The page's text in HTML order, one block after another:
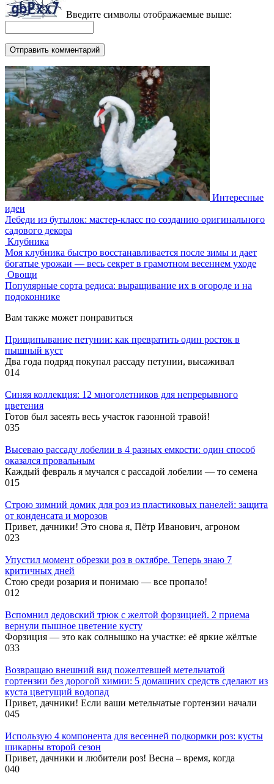
Введите символы отображаемые выше:
Интересные
идеи
Лебеди из бутылок: мастер-класс по созданию оригинального
садового декора
Клубника
Моя клубника быстро восстанавливается после зимы и дает
богатые урожаи — весь секрет в грамотном весеннем уходе
Овощи
Популярные сорта редиса: выращивание их в огороде и на
подоконнике
Вам также может понравиться
Прищипывание петунии: как превратить один росток в
пышный куст
Два года подряд покупал рассаду петунии, высаживал
014
Синяя коллекция: 12 многолетников для непрерывного
цветения
Готов был засеять весь участок газонной травой!
035
Высеваю рассаду лобелии в 4 разных емкости: один способ
оказался провальным
Каждый февраль я мучался с рассадой лобелии — то семена
015
Строю зимний домик для роз из пластиковых панелей: защита
от конденсата и морозов
Привет, дачники! Это снова я, Пётр Иванович, агроном
023
Упустил момент обрезки роз в октябре. Теперь знаю 7
критичных дней
Стою среди розария и понимаю — все пропало!
012
Вспомнил дедовский трюк с желтой форзицией. 2 приема
вернули пышное цветение кусту
Форзиция — это как солнышко на участке: её яркие жёлтые
033
Возвращаю внешний вид пожелтевшей метельчатой
гортензии без дорогой химии: 5 домашних средств сделают из
куста цветущий водопад
Привет, дачники! Если ваши метельчатые гортензии начали
045
Использую 4 компонента для весенней подкормки роз: кусты
шикарны второй сезон
Привет, дачники и любители роз! Весна – время, когда
040